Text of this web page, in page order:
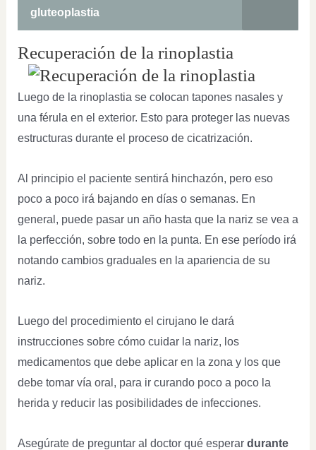
gluteoplastia
Recuperación de la rinoplastia
Luego de la rinoplastia se colocan tapones nasales y
una férula en el exterior. Esto para proteger las nuevas
estructuras durante el proceso de cicatrización.
Al principio el paciente sentirá hinchazón, pero eso
poco a poco irá bajando en días o semanas. En
general, puede pasar un año hasta que la nariz se vea a
la perfección, sobre todo en la punta. En ese período irá
notando cambios graduales en la apariencia de su
nariz.
Luego del procedimiento el cirujano le dará
instrucciones sobre cómo cuidar la nariz, los
medicamentos que debe aplicar en la zona y los que
debe tomar vía oral, para ir curando poco a poco la
herida y reducir las posibilidades de infecciones.
Asegúrate de preguntar al doctor qué esperar durante